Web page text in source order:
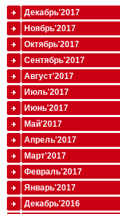
Декабрь'2017
Ноябрь'2017
Октябрь'2017
Сентябрь'2017
Август'2017
Июль'2017
Июнь'2017
Май'2017
Апрель'2017
Март'2017
Февраль'2017
Январь'2017
Декабрь'2016